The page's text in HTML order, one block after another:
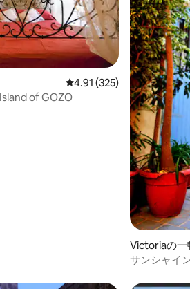
の平均評価 レビュー325件、5つ星中
4.91 (325)
of GOZO
Victoriaの一
サンシャイ